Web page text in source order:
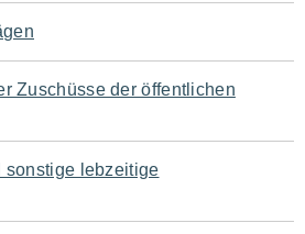
Zuschüsse der öffentlichen
sonstige lebzeitige